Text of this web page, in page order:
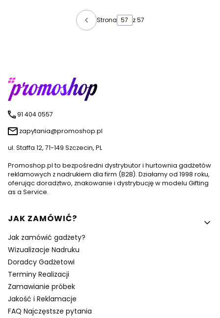
Strona z 57
91 404 0557
zapytania@promoshop.pl
ul. Staffa 12, 71-149 Szczecin, PL
Promoshop.pl to bezpośredni dystrybutor i hurtownia gadżetów
reklamowych z nadrukiem dla firm (B2B). Działamy od 1998 roku,
oferując doradztwo, znakowanie i dystrybucję w modelu Gifting
as a Service.
Linki w stopce
JAK ZAMÓWIĆ?
Jak zamówić gadżety?
Wizualizacje Nadruku
Doradcy Gadżetowi
Terminy Realizacji
Zamawianie próbek
Jakość i Reklamacje
FAQ Najczęstsze pytania